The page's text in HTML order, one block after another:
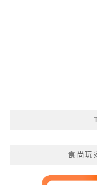
食尚玩